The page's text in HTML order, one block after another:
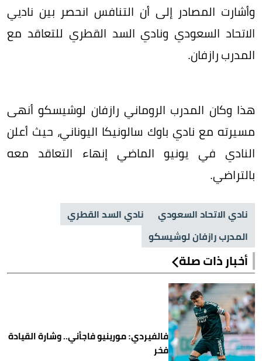
وأشارت المصادر إلى أن التنافس انحصر بين ناديي
الاتحاد السعودي ونادي السد القطري للتعاقد مع
المدرب رازفان.
هذا وكان المدرب الروماني رازفان لوشيسكو أنهى
مسيرته مع نادي باوك سالونيكا اليوناني، حيث أعلن
النادي في يونيو الماضي إنهاء التعاقد معه
بالتراضي.
نادي الاتحاد السعودي
نادي السد القطري
المدرب رازفان لوشيسكو
أخبار ذات صلة
فالفيردي: مورينيو فاجأني.. وشارة القيادة
فخر